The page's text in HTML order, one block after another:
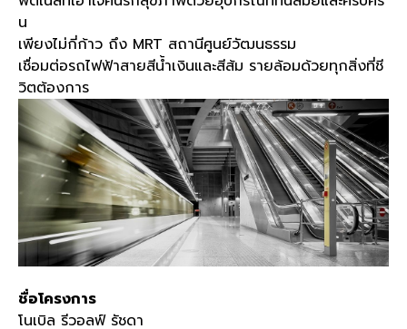
น
เพียงไม่กี่ก้าว ถึง MRT สถานีศูนย์วัฒนธรรม
เชื่อมต่อรถไฟฟ้าสายสีน้ำเงินและสีส้ม รายล้อมด้วยทุกสิ่งที่ชี
วิตต้องการ
ชื่อโครงการ
โนเบิล รีวอลฟ์ รัชดา